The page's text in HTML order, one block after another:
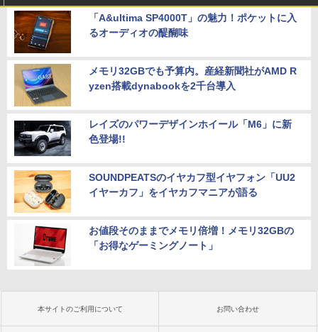
「A&ultima SP4000T」の魅力！ポケットに入
るオーディオの醍醐味
メモリ32GBでも予算内。産経新聞社がAMD R
yzen搭載dynabookを2千台導入
レイズのパワーデザインホイール「M6」に新
色登場!!
SOUNDPEATSのイヤカフ型イヤフォン「UU2
イヤーカフ」をイヤカフマニアが語る
お値段そのままでメモリ倍増！メモリ32GBの
「お得なゲーミングノート」
本サイトのご利用について お問い合わせ